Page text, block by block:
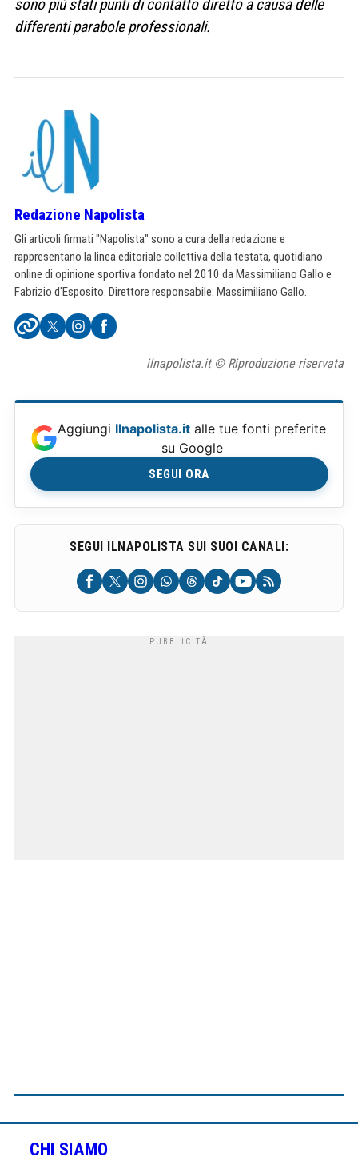
sono più stati punti di contatto diretto a causa delle
differenti parabole professionali.
Redazione Napolista
Gli articoli firmati "Napolista" sono a cura della redazione e
rappresentano la linea editoriale collettiva della testata, quotidiano
online di opinione sportiva fondato nel 2010 da Massimiliano Gallo e
Fabrizio d'Esposito. Direttore responsabile: Massimiliano Gallo.
ilnapolista.it © Riproduzione riservata
Aggiungi Ilnapolista.it alle tue fonti preferite
su Google
SEGUI ORA
SEGUI ILNAPOLISTA SUI SUOI CANALI:
CHI SIAMO